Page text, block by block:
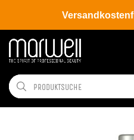
Shop Brands Biosilk